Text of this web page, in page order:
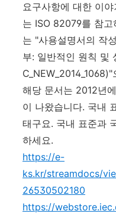
요구사항에 대한 이
는 ISO 82079를 참고
는 "사용설명서의 작
부: 일반적인 원칙 및
해당 문서는 2012년
이 나왔습니다. 국내
태구요. 국내 표준과
하세요.
https://e-
ks.kr/streamdocs/
26530502180
https://